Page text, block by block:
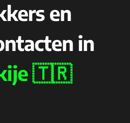
en
in
🇹🇷